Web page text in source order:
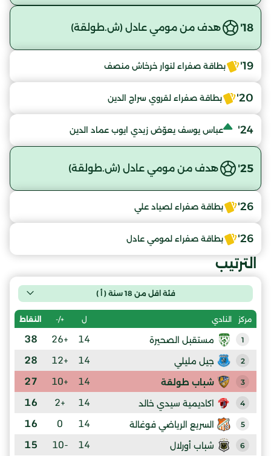
18' هدف من مومي عادل (ش.طولقة)
19' بطاقة صفراء لنوار خرخاش منصف
20' بطاقة صفراء لقروي سراج الدين
24' عباس يوسف يعوّض زيدي ايوب عماد الدين
25' هدف من مومي عادل (ش.طولقة)
26' بطاقة صفراء لصياد علي
26' بطاقة صفراء لمومي عادل
الترتيب
فئة اقل من 18 سنة ( أ )
مركز النادي ل +/- النقاط
1 مستقبل الصحيرة 14
+26
38
2 جيل مليلي 14
+12
28
3 شباب طولقة 14
+10
27
4 اكاديمية سيدي خالد 14
+2
16
5 السريع الرياضي فوغالة 14
0
16
6 شباب أورلال 14
-10
15